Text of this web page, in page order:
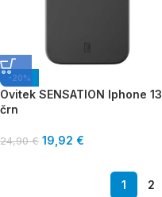
-20%
Ovitek SENSATION Iphone 13,
črn
24,90€ 19,92 €
1 2